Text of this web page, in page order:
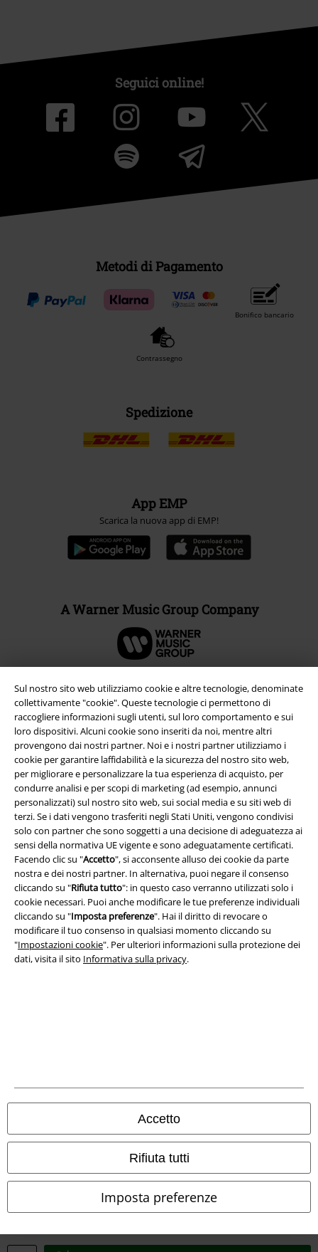
Sul nostro sito web utilizziamo cookie e altre tecnologie, denominate
collettivamente "cookie". Queste tecnologie ci permettono di
raccogliere informazioni sugli utenti, sul loro comportamento e sui
loro dispositivi. Alcuni cookie sono inseriti da noi, mentre altri
provengono dai nostri partner. Noi e i nostri partner utilizziamo i
cookie per garantire laffidabilità e la sicurezza del nostro sito web,
per migliorare e personalizzare la tua esperienza di acquisto, per
condurre analisi e per scopi di marketing (ad esempio, annunci
personalizzati) sul nostro sito web, sui social media e su siti web di
terzi. Se i dati vengono trasferiti negli Stati Uniti, vengono condivisi
solo con partner che sono soggetti a una decisione di adeguatezza ai
sensi della normativa UE vigente e sono adeguatamente certificati.
Facendo clic su "Accetto", si acconsente alluso dei cookie da parte
nostra e dei nostri partner. In alternativa, puoi negare il consenso
cliccando su "Rifiuta tutto": in questo caso verranno utilizzati solo i
cookie necessari. Puoi anche modificare le tue preferenze individuali
cliccando su "Imposta preferenze". Hai il diritto di revocare o
modificare il tuo consenso in qualsiasi momento cliccando su
"Impostazioni cookie". Per ulteriori informazioni sulla protezione dei
dati, visita il sito Informativa sulla privacy.
Accetto
Rifiuta tutti
Imposta preferenze
Seguici online!
Metodi di Pagamento
Bonifico bancario
Contrassegno
Spedizione
App EMP
Scarica la nuova app di EMP!
A Warner Music Group Company
Info legali
Termini & Condizioni
Redazione
Legge sulla Privacy
Smaltimento rifiuti e protezione dell’ambiente
© 1986-2026 EMP Mailorder Italia S.r.l.
Gli altri shop EMP nel mondo
EMP France